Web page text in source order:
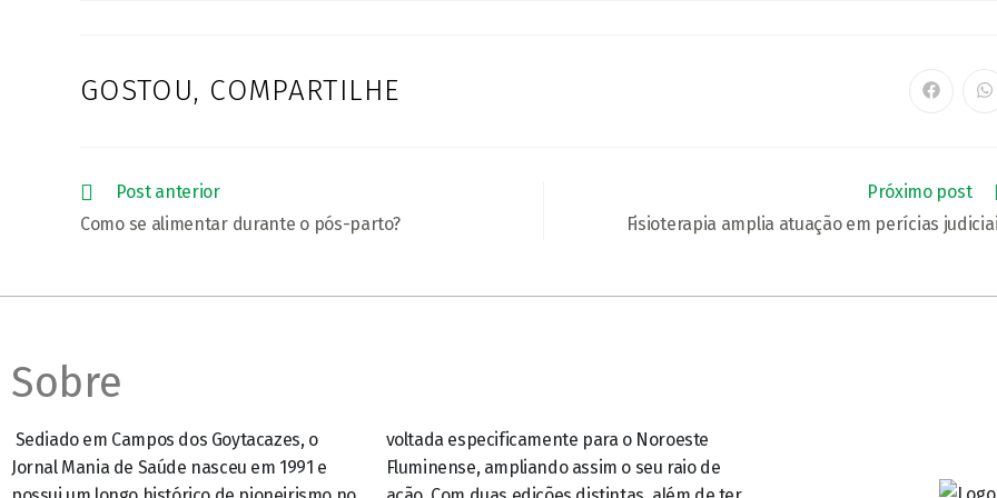
GOSTOU, COMPARTILHE
Post anterior
Como se alimentar durante o pós-parto?
Próximo post
Fisioterapia amplia atuação em perícias
Sobre
Sediado em Campos dos Goytacazes, o
Jornal Mania de Saúde nasceu em 1991 e
voltada especificamente para o Noroeste
Fluminense, ampliando assim o seu raio de